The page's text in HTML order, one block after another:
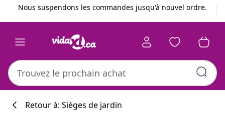
Précédent
Suivant
Nous suspendons les commandes jusqu'à nouvel ordre.
Retour à: Sièges de jardin